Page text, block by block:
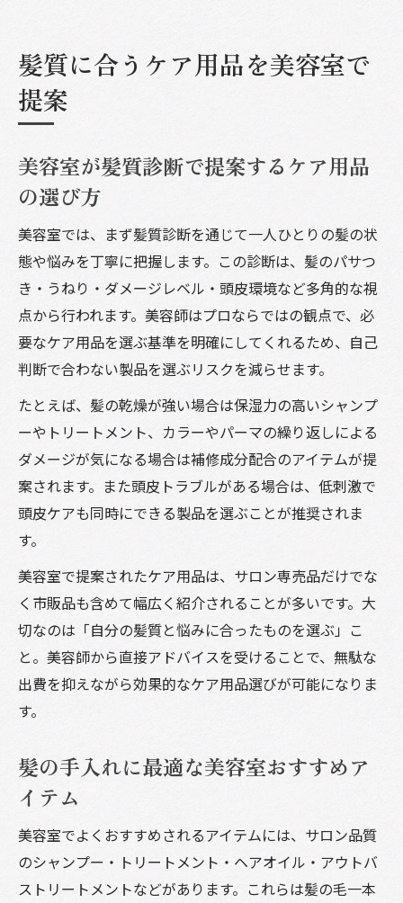
髪質に合うケア用品を美容室で
提案
美容室が髪質診断で提案するケア用品
の選び方
美容室では、まず髪質診断を通じて一人ひとりの髪の状
態や悩みを丁寧に把握します。この診断は、髪のパサつ
き・うねり・ダメージレベル・頭皮環境など多角的な視
点から行われます。美容師はプロならではの観点で、必
要なケア用品を選ぶ基準を明確にしてくれるため、自己
判断で合わない製品を選ぶリスクを減らせます。
たとえば、髪の乾燥が強い場合は保湿力の高いシャンプ
ーやトリートメント、カラーやパーマの繰り返しによる
ダメージが気になる場合は補修成分配合のアイテムが提
案されます。また頭皮トラブルがある場合は、低刺激で
頭皮ケアも同時にできる製品を選ぶことが推奨されま
す。
美容室で提案されたケア用品は、サロン専売品だけでな
く市販品も含めて幅広く紹介されることが多いです。大
切なのは「自分の髪質と悩みに合ったものを選ぶ」こ
と。美容師から直接アドバイスを受けることで、無駄な
出費を抑えながら効果的なケア用品選びが可能になりま
す。
髪の手入れに最適な美容室おすすめア
イテム
美容室でよくおすすめされるアイテムには、サロン品質
のシャンプー・トリートメント・ヘアオイル・アウトバ
ストリートメントなどがあります。これらは髪の毛一本